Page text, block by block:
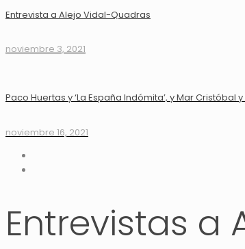
Entrevista a Alejo Vidal-Quadras
noviembre 3, 2021
Paco Huertas y ‘La España Indómita’, y Mar Cristóbal y
noviembre 16, 2021
Entrevistas a